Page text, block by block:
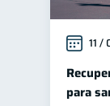
11
para